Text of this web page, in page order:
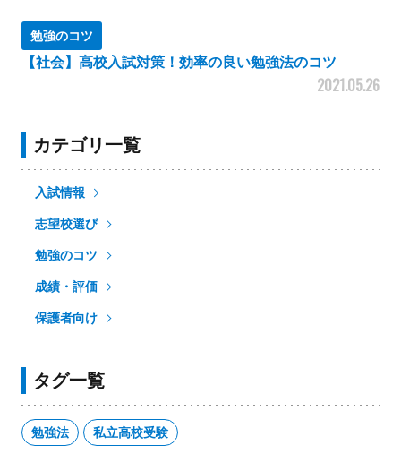
勉強のコツ
【社会】高校入試対策！効率の良い勉強法のコツ
2021.05.26
カテゴリ一覧
入試情報
志望校選び
勉強のコツ
成績・評価
保護者向け
タグ一覧
勉強法 私立高校受験